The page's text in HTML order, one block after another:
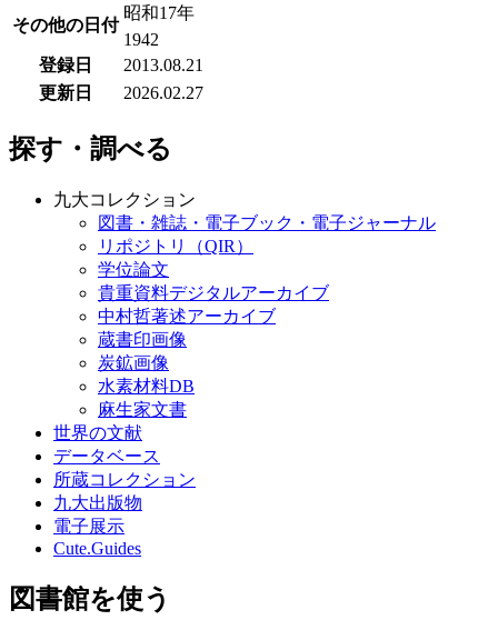
その他の日付
昭和17年
1942
登録日
2013.08.21
更新日
2026.02.27
探す・調べる
九大コレクション
図書・雑誌・電子ブック・電子ジャーナル
リポジトリ（QIR）
学位論文
貴重資料デジタルアーカイブ
中村哲著述アーカイブ
蔵書印画像
炭鉱画像
水素材料DB
麻生家文書
世界の文献
データベース
所蔵コレクション
九大出版物
電子展示
Cute.Guides
図書館を使う